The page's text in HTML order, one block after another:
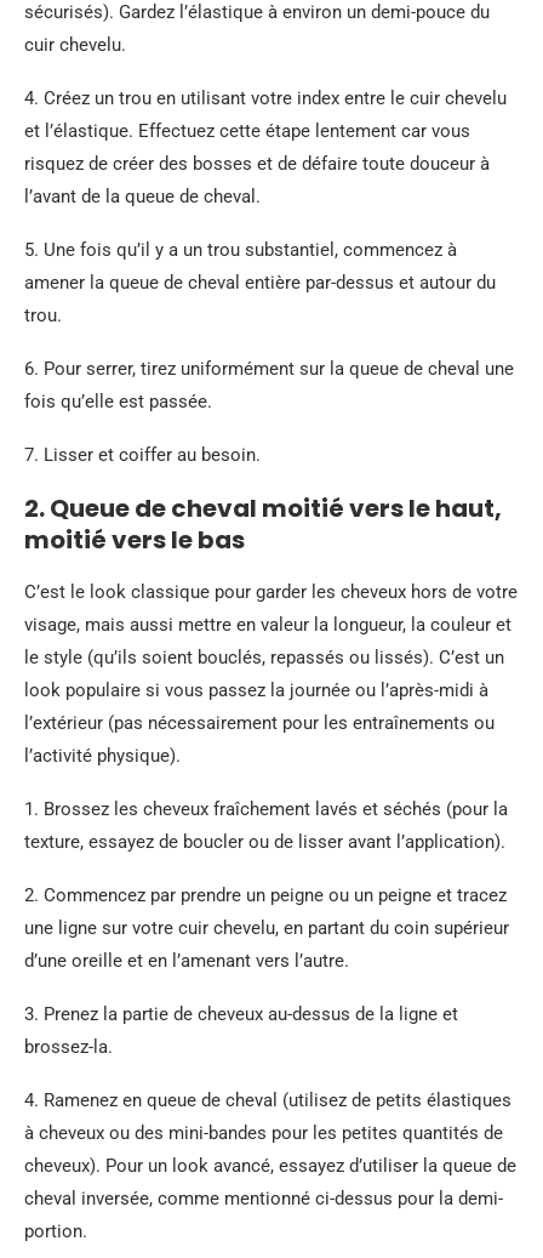
sécurisés). Gardez l’élastique à environ un demi-pouce du
cuir chevelu.
4. Créez un trou en utilisant votre index entre le cuir chevelu
et l’élastique. Effectuez cette étape lentement car vous
risquez de créer des bosses et de défaire toute douceur à
l’avant de la queue de cheval.
5. Une fois qu’il y a un trou substantiel, commencez à
amener la queue de cheval entière par-dessus et autour du
trou.
6. Pour serrer, tirez uniformément sur la queue de cheval une
fois qu’elle est passée.
7. Lisser et coiffer au besoin.
2. Queue de cheval moitié vers le haut,
moitié vers le bas
C’est le look classique pour garder les cheveux hors de votre
visage, mais aussi mettre en valeur la longueur, la couleur et
le style (qu’ils soient bouclés, repassés ou lissés). C’est un
look populaire si vous passez la journée ou l’après-midi à
l’extérieur (pas nécessairement pour les entraînements ou
l’activité physique).
1. Brossez les cheveux fraîchement lavés et séchés (pour la
texture, essayez de boucler ou de lisser avant l’application).
2. Commencez par prendre un peigne ou un peigne et tracez
une ligne sur votre cuir chevelu, en partant du coin supérieur
d’une oreille et en l’amenant vers l’autre.
3. Prenez la partie de cheveux au-dessus de la ligne et
brossez-la.
4. Ramenez en queue de cheval (utilisez de petits élastiques
à cheveux ou des mini-bandes pour les petites quantités de
cheveux). Pour un look avancé, essayez d’utiliser la queue de
cheval inversée, comme mentionné ci-dessus pour la demi-
portion.